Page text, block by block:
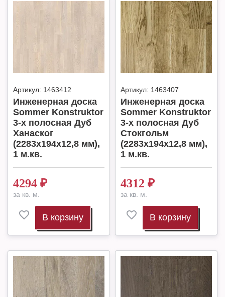
Артикул: 1463412
Инженерная доска
Sommer Konstruktor
3-х полосная Дуб
Ханаског
(2283x194x12,8 мм),
1 м.кв.
4294 ₽
за кв. м.
В корзину
Артикул: 1463407
Инженерная доска
Sommer Konstruktor
3-х полосная Дуб
Стокгольм
(2283x194x12,8 мм),
1 м.кв.
4312 ₽
за кв. м.
В корзину